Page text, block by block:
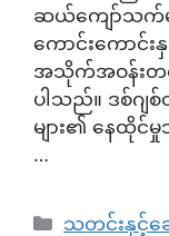
ဆယ်ကျော်သက်မ
ကောင်းကောင်း
အသိုက်အဝန်းတ
ပါသည်။ ဒစ်ဂျ
များ၏ နေထို
…
Categories
သတင်းနှင့်ဆေ